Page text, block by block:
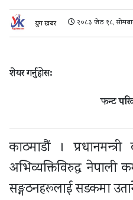
युग खबर २०८३ जेठ १८,
शेयर गर्नुहोस:
फन्ट
काठमाडौं ।
अभिव्यक्तिविरुद्ध नेपाली
सङ्गठनहरूलाई सडकमा